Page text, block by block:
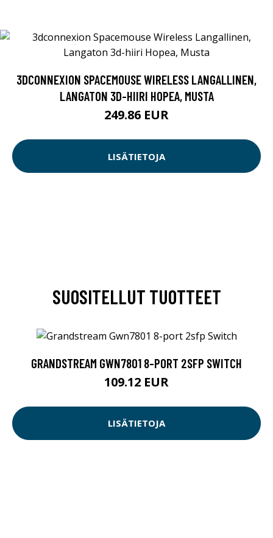
3DCONNEXION SPACEMOUSE WIRELESS LANGALLINEN,
LANGATON 3D-HIIRI HOPEA, MUSTA
249.86 EUR
LISÄTIETOJA
SUOSITELLUT TUOTTEET
GRANDSTREAM GWN7801 8-PORT 2SFP SWITCH
109.12 EUR
LISÄTIETOJA